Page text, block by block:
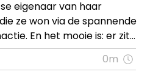
eigenaar van haar
ze won via de spannende
En het mooie is: er zit
de prijzenpot waar jij nog
0m